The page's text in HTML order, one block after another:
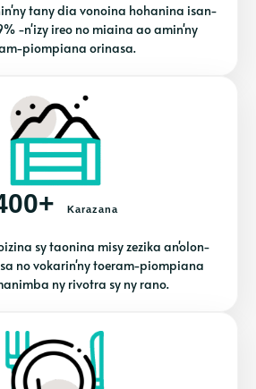
tany dia vonoina hohanina isan-
-n'izy ireo no miaina ao amin'ny
piompiana orinasa.
Karazana
sy taonina misy zezika an'olon-
no vokarin'ny toeram-piompiana
ny rivotra sy ny rano.